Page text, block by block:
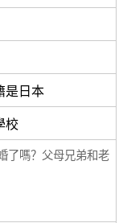
是日本
校
了嗎？父母兄弟和老